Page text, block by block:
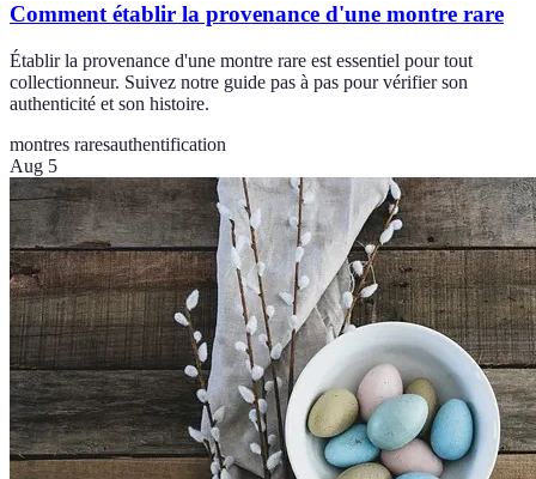
Comment établir la provenance d'une montre rare
Établir la provenance d'une montre rare est essentiel pour tout
collectionneur. Suivez notre guide pas à pas pour vérifier son
authenticité et son histoire.
montres raresauthentification
Aug 5